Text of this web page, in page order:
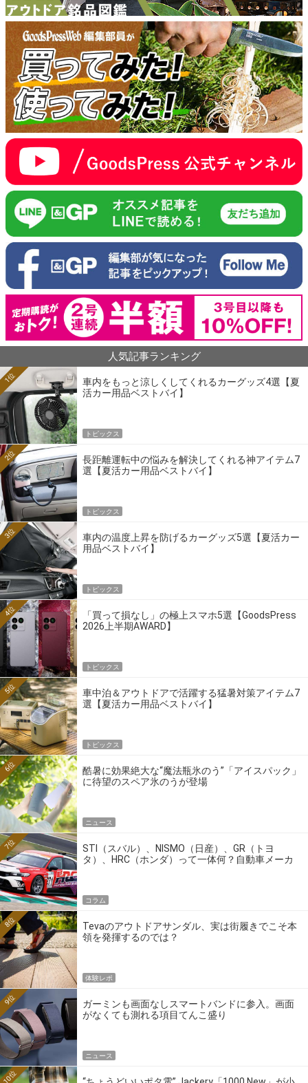
人気記事ランキング
車内をもっと涼しくしてくれるカーグッズ4選【夏
活カー用品ベストバイ】
1位
トピックス
長距離運転中の悩みを解決してくれる神アイテム7
選【夏活カー用品ベストバイ】
2位
トピックス
車内の温度上昇を防げるカーグッズ5選【夏活カー
用品ベストバイ】
3位
トピックス
「買って損なし」の極上スマホ5選【GoodsPress
2026上半期AWARD】
4位
トピックス
車中泊＆アウトドアで活躍する猛暑対策アイテム7
選【夏活カー用品ベストバイ】
5位
トピックス
酷暑に効果絶大な“魔法瓶氷のう”「アイスパック」
に待望のスペア氷のうが登場
6位
ニュース
STI（スバル）、NISMO（日産）、GR（トヨ
タ）、HRC（ホンダ）って一体何？自動車メーカ
7位
コラム
Tevaのアウトドアサンダル、実は街履きでこそ本
領を発揮するのでは？
8位
体験レポ
ガーミンも画面なしスマートバンドに参入。画面
がなくても測れる項目てんこ盛り
9位
ニュース
10位